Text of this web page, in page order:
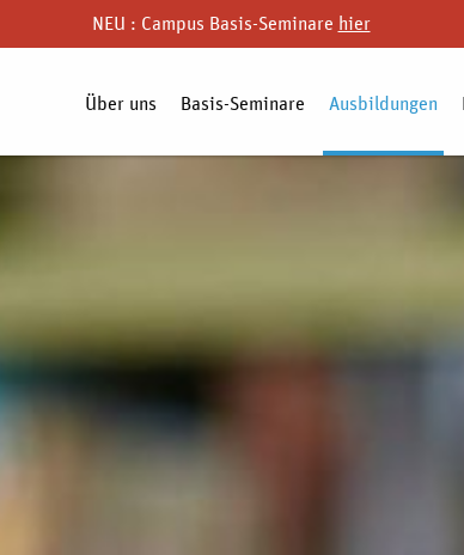
NEU : Campus Basis-Seminare hier
Über uns Basis-Seminare Ausbildungen